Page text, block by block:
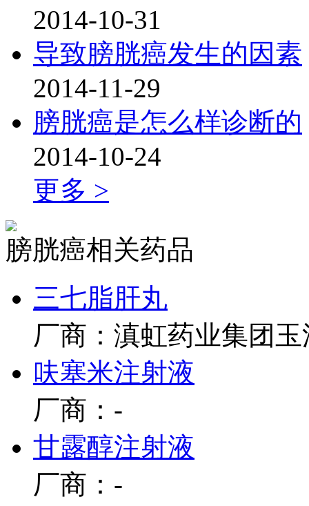
2014-10-31
导致膀胱癌发生的因素
2014-11-29
膀胱癌是怎么样诊断的
2014-10-24
更多 >
膀胱癌相关药品
三七脂肝丸
厂商：滇虹药业集团
呋塞米注射液
厂商：-
甘露醇注射液
厂商：-